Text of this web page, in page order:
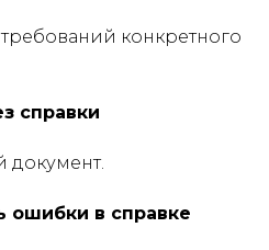
требований конкретного
справки
документ.
ошибки в справке